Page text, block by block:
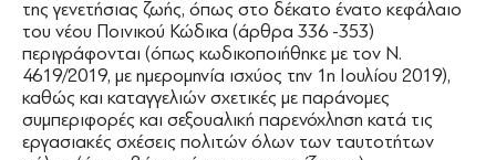
της γενετήσιας ζωής, όπως στο δέκατο ένατο κεφάλαιο
του νέου Ποινικού Κώδικα (άρθρα 336 -353)
περιγράφονται (όπως κωδικοποιήθηκε με τον Ν.
4619/2019, με ημερομηνία ισχύος την 1η Ιουλίου 2019),
καθώς και καταγγελιών σχετικές με παράνομες
συμπεριφορές και σεξουαλική παρενόχληση κατά τις
εργασιακές σχέσεις πολιτών όλων των ταυτοτήτων